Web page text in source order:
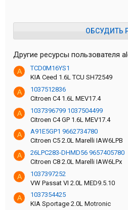
ОБСУДИТЬ
Другие ресурсы пользователя
A
TCD0M16YS1
KIA Ceed 1.6L TCU SH72549
A
1037512836
Citroen C4 1.6L MEV17.4
A
1037396799 1037504499
Citroen C4 GP 1.6L MEV17.4
A
A91E5GP1 9662734780
Citroen C5 2.0L Marelli IAW6LPB
A
26LPC283-DHMD56 9657405780
Citroen C8 2.0L Marelli IAW6LPx
A
1037397252
VW Passat VI 2.0L MED9.5.10
A
1037354425
KIA Sportage 2.0L Motronic